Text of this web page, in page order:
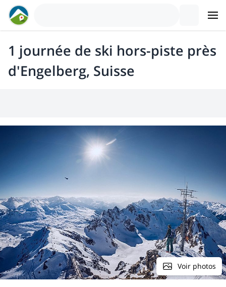
1 journée de ski hors-piste près
d'Engelberg, Suisse
Voir photos